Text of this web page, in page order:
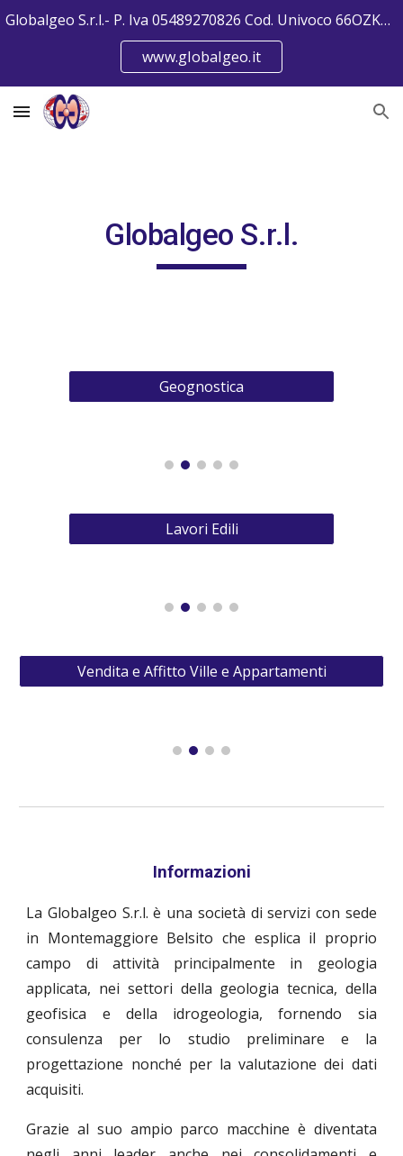
Skip to main content
Globalgeo S.r.l.- P. Iva 05489270826 Cod. Univoco 66OZKW1
www.globalgeo.it
Globalgeo S.r.l.
Geognostica
Lavori Edili
Vendita e Affitto Ville e Appartamenti
Informazioni
La Globalgeo S.r.l. è una società di servizi con sede
in Montemaggiore Belsito che esplica il proprio
campo di attività principalmente in geologia
applicata, nei settori della geologia tecnica, della
geofisica e della idrogeologia, fornendo sia
consulenza per lo studio preliminare e la
progettazione nonché per la valutazione dei dati
acquisiti.
Grazie al suo ampio parco macchine è diventata